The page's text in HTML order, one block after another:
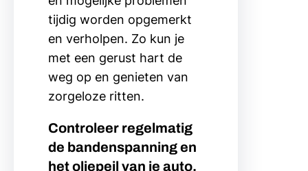
tijdig worden opgemerkt
en verholpen. Zo kun je
met een gerust hart de
weg op en genieten van
zorgeloze ritten.
Controleer regelmatig
de bandenspanning en
het oliepeil van je auto.